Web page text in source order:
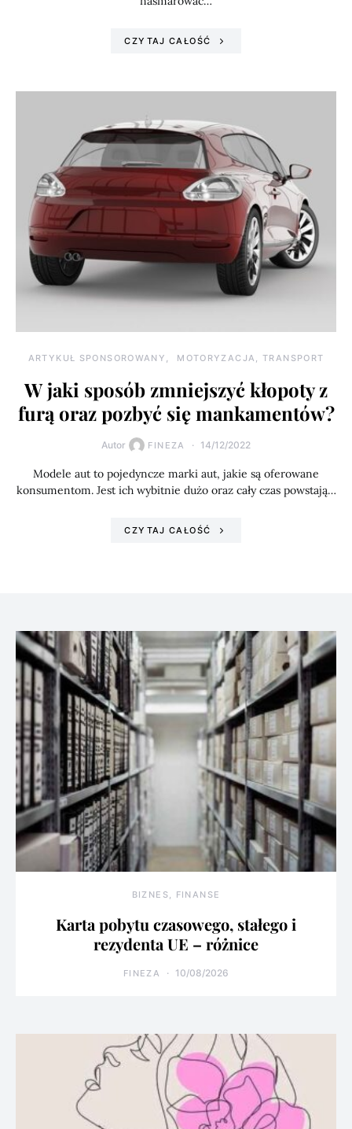
CZYTAJ CAŁOŚĆ
ARTYKUŁ SPONSOROWANY MOTORYZACJA, TRANSPORT
W jaki sposób zmniejszyć kłopoty z
furą oraz pozbyć się mankamentów?
Autor FINEZA 14/12/2022
Modele aut to pojedyncze marki aut, jakie są oferowane
konsumentom. Jest ich wybitnie dużo oraz cały czas powstają…
CZYTAJ CAŁOŚĆ
BIZNES, FINANSE
Karta pobytu czasowego, stałego i
rezydenta UE – różnice
FINEZA 10/08/2026